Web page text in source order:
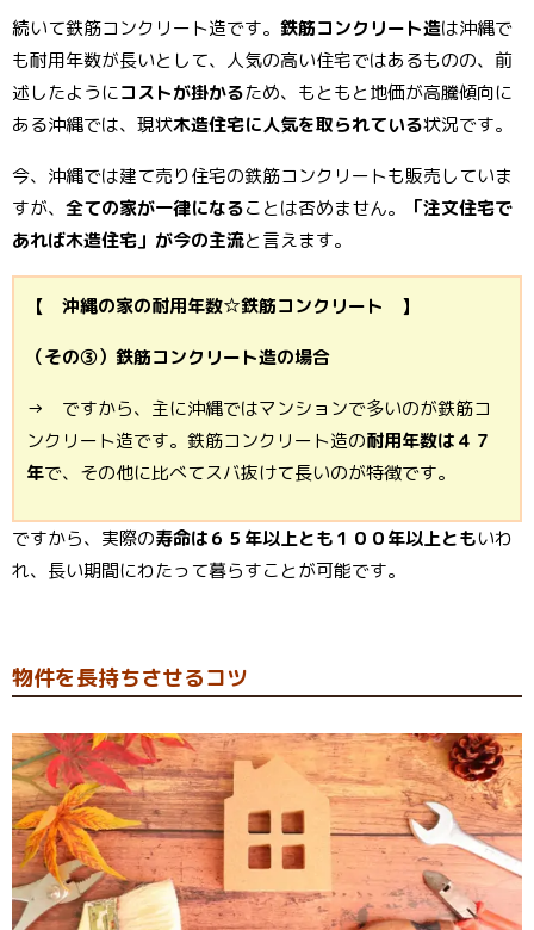
続いて鉄筋コンクリート造です。 鉄筋コンクリート造は沖縄で
も耐用年数が長いとして、人気の高い住宅ではあるものの、前
述したようにコストが掛かるため、もともと地価が高騰傾向に
ある沖縄では、現状木造住宅に人気を取られている状況です。
今、沖縄では建て売り住宅の鉄筋コンクリートも販売していま
すが、 全ての家が一律になることは否めません。
「注文住宅で
あれば木造住宅」が今の主流と言えます。
【 沖縄の家の耐用年数☆鉄筋コンクリート 】
（その③）鉄筋コンクリート造の場合
→ ですから、主に沖縄ではマンションで多いのが鉄筋コ
ンクリート造です。鉄筋コンクリート造の耐用年数は４７
年で、その他に比べてスバ抜けて長いのが特徴です。
ですから、実際の寿命は６５年以上とも１００年以上ともいわ
れ、長い期間にわたって暮らすことが可能です。
物件を長持ちさせるコツ